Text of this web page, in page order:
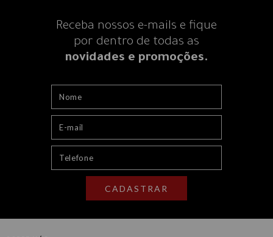
Receba nossos e-mails e fique
por dentro de todas as
novidades e promoções.
CADASTRAR